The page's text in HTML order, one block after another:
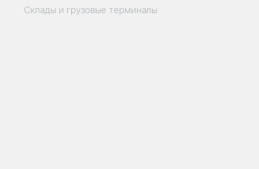
Склады и грузовые терминалы